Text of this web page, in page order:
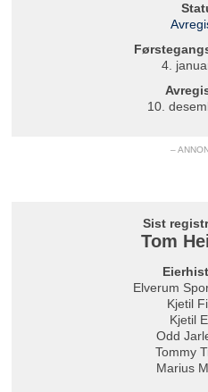
4.
10.
–
Sist
Tom
Elverum
Kjetil
Kjetil
Odd
Tommy
Marius